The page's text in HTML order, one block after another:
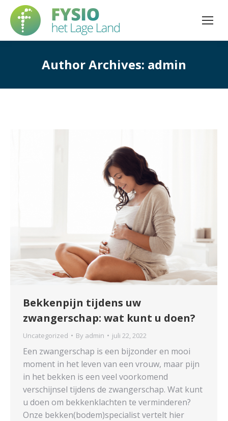
Author Archives: admin
Bekkenpijn tijdens uw
zwangerschap: wat kunt u doen?
Uncategorized By admin juli 22, 2022
Een zwangerschap is een bijzonder en mooi
moment in het leven van een vrouw, maar pijn
in het bekken is een veel voorkomend
verschijnsel tijdens de zwangerschap. Wat kunt
u doen om bekkenklachten te verminderen?
Onze bekken(bodem)specialist vertelt hier